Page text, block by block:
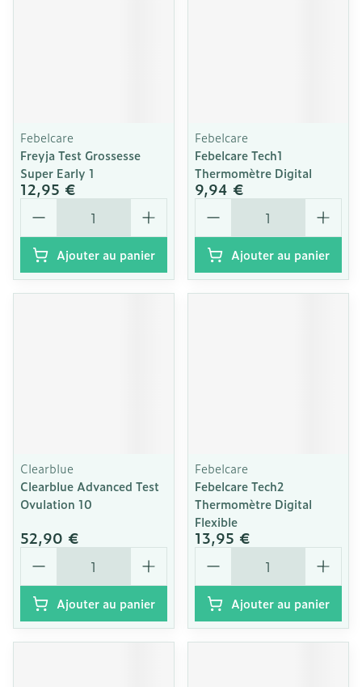
Febelcare
Freyja Test Grossesse
Super Early 1
12,95 €
Quantité
Ajouter au panier
Febelcare
Febelcare Tech1
Thermomètre Digital
9,94 €
Quantité
Ajouter au panier
Clearblue
Clearblue Advanced Test
Ovulation 10
52,90 €
Quantité
Ajouter au panier
Febelcare
Febelcare Tech2
Thermomètre Digital
Flexible
13,95 €
Quantité
Ajouter au panier